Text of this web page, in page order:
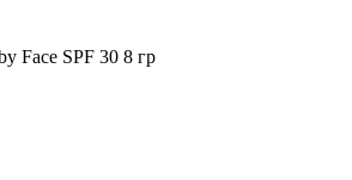
Face SPF 30 8 гр